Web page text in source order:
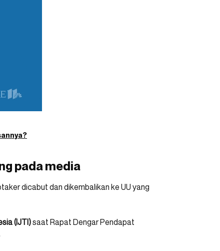
pada media
dicabut dan dikembalikan ke UU yang
(IJTI)saat Rapat Dengar Pendapat